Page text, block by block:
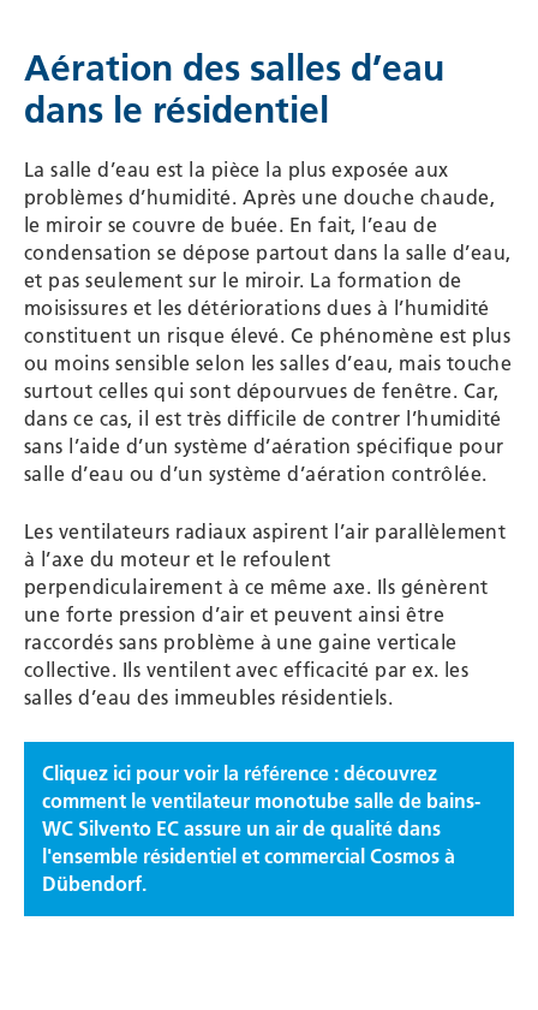
WESCO
Aération des salles d’eau
dans le résidentiel
La salle d’eau est la pièce la plus exposée aux
problèmes d’humidité. Après une douche chaude,
le miroir se couvre de buée. En fait, l’eau de
condensation se dépose partout dans la salle d’eau,
et pas seulement sur le miroir. La formation de
moisissures et les détériorations dues à l’humidité
constituent un risque élevé. Ce phénomène est plus
ou moins sensible selon les salles d’eau, mais touche
surtout celles qui sont dépourvues de fenêtre. Car,
dans ce cas, il est très difficile de contrer l’humidité
sans l’aide d’un système d’aération spécifique pour
salle d’eau ou d’un système d’aération contrôlée.
Les ventilateurs radiaux aspirent l’air parallèlement
à l’axe du moteur et le refoulent
perpendiculairement à ce même axe. Ils génèrent
une forte pression d’air et peuvent ainsi être
raccordés sans problème à une gaine verticale
collective. Ils ventilent avec efficacité par ex. les
salles d’eau des immeubles résidentiels.
Cliquez ici pour voir la référence : découvrez
comment le ventilateur monotube salle de bains-
WC Silvento EC assure un air de qualité dans
l'ensemble résidentiel et commercial Cosmos à
Dübendorf.